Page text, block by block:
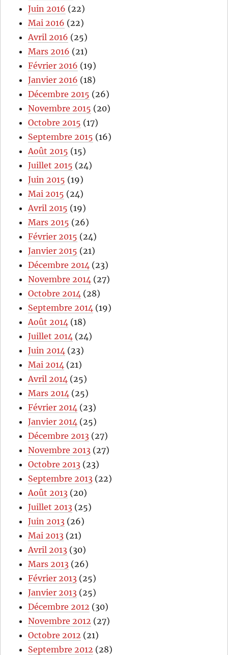
Juin 2016 (22)
Mai 2016 (22)
Avril 2016 (25)
Mars 2016 (21)
Février 2016 (19)
Janvier 2016 (18)
Décembre 2015 (26)
Novembre 2015 (20)
Octobre 2015 (17)
Septembre 2015 (16)
Août 2015 (15)
Juillet 2015 (24)
Juin 2015 (19)
Mai 2015 (24)
Avril 2015 (19)
Mars 2015 (26)
Février 2015 (24)
Janvier 2015 (21)
Décembre 2014 (23)
Novembre 2014 (27)
Octobre 2014 (28)
Septembre 2014 (19)
Août 2014 (18)
Juillet 2014 (24)
Juin 2014 (23)
Mai 2014 (21)
Avril 2014 (25)
Mars 2014 (25)
Février 2014 (23)
Janvier 2014 (25)
Décembre 2013 (27)
Novembre 2013 (27)
Octobre 2013 (23)
Septembre 2013 (22)
Août 2013 (20)
Juillet 2013 (25)
Juin 2013 (26)
Mai 2013 (21)
Avril 2013 (30)
Mars 2013 (26)
Février 2013 (25)
Janvier 2013 (25)
Décembre 2012 (30)
Novembre 2012 (27)
Octobre 2012 (21)
Septembre 2012 (28)